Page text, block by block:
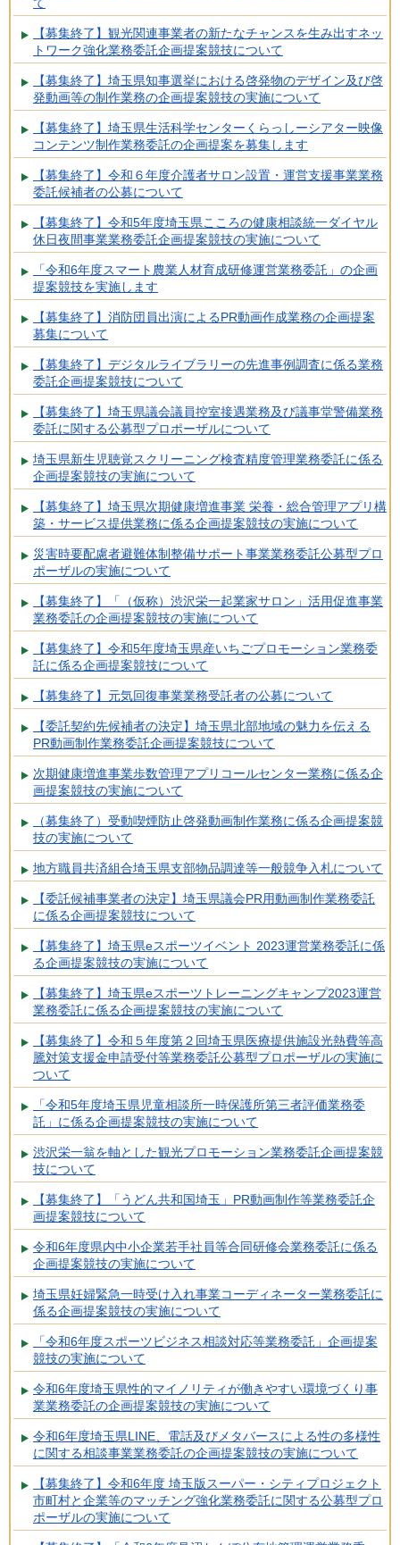
【募集終了】観光関連事業者の新たなチャンスを生み出すネッ
トワーク強化業務委託企画提案競技について
【募集終了】埼玉県知事選挙における啓発物のデザイン及び啓
発動画等の制作業務の企画提案競技の実施について
【募集終了】埼玉県生活科学センターくらっしーシアター映像
コンテンツ制作業務委託の企画提案を募集します
【募集終了】令和６年度介護者サロン設置・運営支援事業業務
委託候補者の公募について
【募集終了】令和5年度埼玉県こころの健康相談統一ダイヤル
休日夜間事業業務委託企画提案競技の実施について
「令和6年度スマート農業人材育成研修運営業務委託」の企画
提案競技を実施します
【募集終了】消防団員出演によるPR動画作成業務の企画提案
募集について
【募集終了】デジタルライブラリーの先進事例調査に係る業務
委託企画提案競技について
【募集終了】埼玉県議会議員控室接遇業務及び議事堂警備業務
委託に関する公募型プロポーザルについて
埼玉県新生児聴覚スクリーニング検査精度管理業務委託に係る
企画提案競技の実施について
【募集終了】埼玉県次期健康増進事業 栄養・総合管理アプリ構
築・サービス提供業務に係る企画提案競技の実施について
災害時要配慮者避難体制整備サポート事業業務委託公募型プロ
ポーザルの実施について
【募集終了】「（仮称）渋沢栄一起業家サロン」活用促進事業
業務委託の企画提案競技の実施について
【募集終了】令和5年度埼玉県産いちごプロモーション業務委
託に係る企画提案競技について
【募集終了】元気回復事業業務受託者の公募について
【委託契約先候補者の決定】埼玉県北部地域の魅力を伝える
PR動画制作業務委託企画提案競技について
次期健康増進事業歩数管理アプリコールセンター業務に係る企
画提案競技の実施について
（募集終了）受動喫煙防止啓発動画制作業務に係る企画提案競
技の実施について
地方職員共済組合埼玉県支部物品調達等一般競争入札について
【委託候補事業者の決定】埼玉県議会PR用動画制作業務委託
に係る企画提案競技について
【募集終了】埼玉県eスポーツイベント 2023運営業務委託に係
る企画提案競技の実施について
【募集終了】埼玉県eスポーツトレーニングキャンプ2023運営
業務委託に係る企画提案競技の実施について
【募集終了】令和５年度第２回埼玉県医療提供施設光熱費等高
騰対策支援金申請受付等業務委託公募型プロポーザルの実施に
ついて
「令和5年度埼玉県児童相談所一時保護所第三者評価業務委
託」に係る企画提案競技の実施について
渋沢栄一翁を軸とした観光プロモーション業務委託企画提案競
技について
【募集終了】「うどん共和国埼玉」PR動画制作等業務委託企
画提案競技について
令和6年度県内中小企業若手社員等合同研修会業務委託に係る
企画提案競技の実施について
埼玉県妊婦緊急一時受け入れ事業コーディネーター業務委託に
係る企画提案競技の実施について
「令和6年度スポーツビジネス相談対応等業務委託」企画提案
競技の実施について
令和6年度埼玉県性的マイノリティが働きやすい環境づくり事
業業務委託の企画提案競技の実施について
令和6年度埼玉県LINE、電話及びメタバースによる性の多様性
に関する相談事業業務委託の企画提案競技の実施について
【募集終了】令和6年度 埼玉版スーパー・シティプロジェクト
市町村と企業等のマッチング強化業務委託に関する公募型プロ
ポーザルの実施について